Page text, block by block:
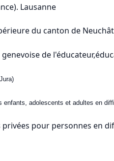
Lausanne
du canton de
de
adolescents et adultes en
pour personnes en